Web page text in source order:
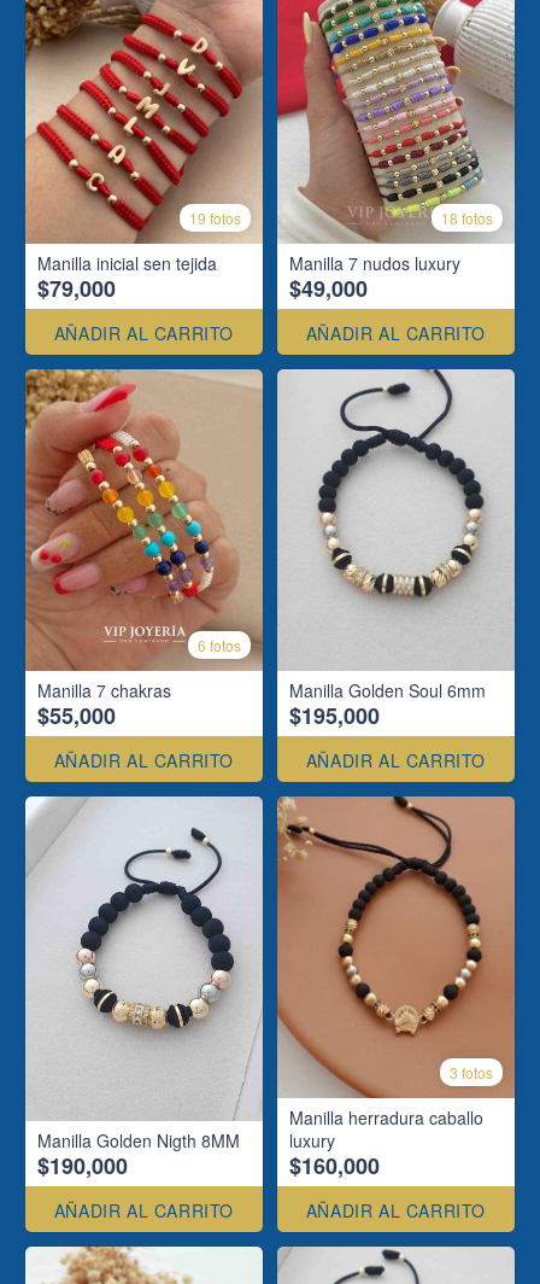
19 fotos
Manilla inicial sen tejida
$79,000
AÑADIR AL CARRITO
18 fotos
Manilla 7 nudos luxury
$49,000
AÑADIR AL CARRITO
6 fotos
Manilla 7 chakras
$55,000
AÑADIR AL CARRITO
Manilla Golden Soul 6mm
$195,000
AÑADIR AL CARRITO
Manilla Golden Nigth 8MM
$190,000
AÑADIR AL CARRITO
3 fotos
Manilla herradura caballo
luxury
$160,000
AÑADIR AL CARRITO